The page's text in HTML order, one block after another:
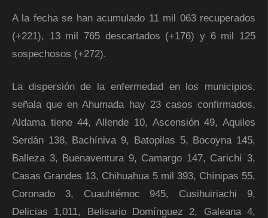
A la fecha se han acumulado 11 mil 063 recuperados
(+221), 13 mil 765 descartados (+176) y 6 mil 125
sospechosos (+272).
La dispersión de la enfermedad en los municipios,
señala que en Ahumada hay 23 casos confirmados,
Aldama tiene 44, Allende 10, Ascensión 49, Aquiles
Serdán 138, Bachíniva 9, Batopilas 5, Bocoyna 145,
Balleza 3, Buenaventura 9, Camargo 147, Carichí 3,
Casas Grandes 13, Chihuahua 5 mil 393, Chínipas 55,
Coronado 3, Cuauhtémoc 945, Cusihuiriachi 9,
Delicias 1,011, Belisario Domínguez 2, Galeana 4,